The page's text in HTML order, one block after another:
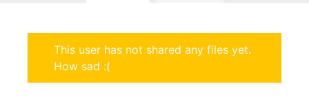
This user has not shared any files yet.
How sad :(